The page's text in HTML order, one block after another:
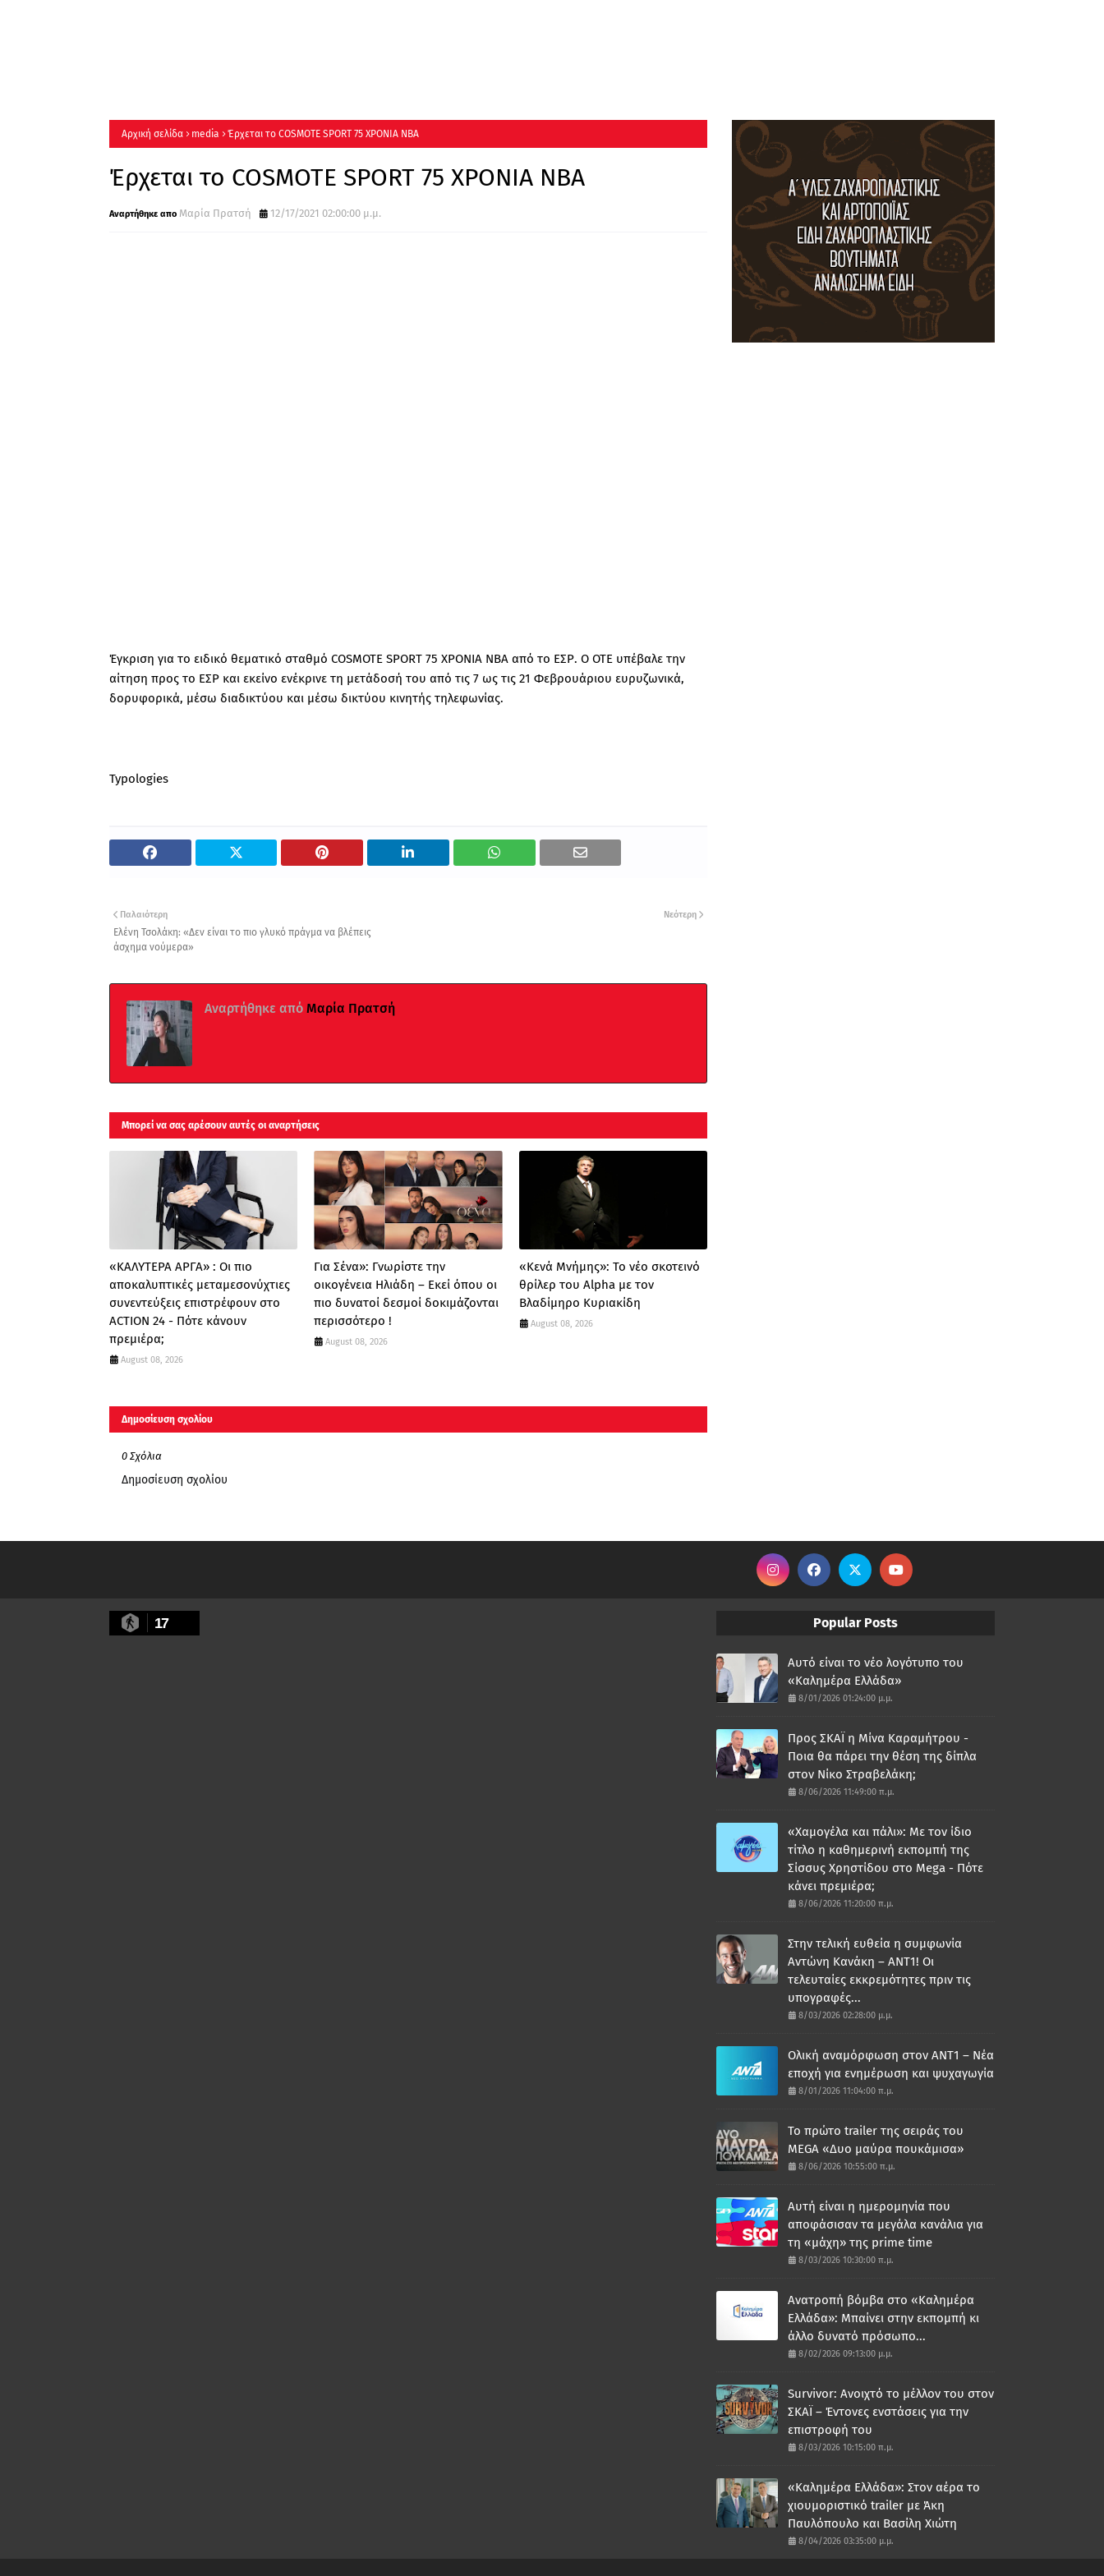
Αρχική σελίδα media Έρχεται το COSMOTE SPORT 75 ΧΡΟΝΙΑ ΝΒΑ
Έρχεται το COSMOTE SPORT 75 ΧΡΟΝΙΑ ΝΒΑ
Μαρία Πρατσή 12/17/2021 02:00:00 μ.μ.
Έγκριση για το ειδικό θεματικό σταθμό COSMOTE SPORT 75 ΧΡΟΝΙΑ ΝΒΑ από το ΕΣΡ. Ο ΟΤΕ υπέβαλε την
αίτηση προς το ΕΣΡ και εκείνο ενέκρινε τη μετάδοσή του από τις 7 ως τις 21 Φεβρουάριου ευρυζωνικά,
δορυφορικά, μέσω διαδικτύου και μέσω δικτύου κινητής τηλεφωνίας.
Typologies
Νεότερη
Παλαιότερη
Ελένη Τσολάκη: «Δεν είναι το πιο γλυκό πράγμα να βλέπεις
άσχημα νούμερα»
Αναρτήθηκε από Μαρία Πρατσή
Μπορεί να σας αρέσουν αυτές οι αναρτήσεις
«ΚΑΛΥΤΕΡΑ ΑΡΓΑ» : Oι πιο
αποκαλυπτικές μεταμεσονύχτιες
συνεντεύξεις επιστρέφουν στο
ACTION 24 - Πότε κάνουν
πρεμιέρα;
August 08, 2026
Για Σένα»: Γνωρίστε την
οικογένεια Ηλιάδη – Εκεί όπου οι
πιο δυνατοί δεσμοί δοκιμάζονται
περισσότερο !
August 08, 2026
«Κενά Μνήμης»: Το νέο σκοτεινό
θρίλερ του Alpha με τον
Βλαδίμηρο Κυριακίδη
August 08, 2026
Δημοσίευση σχολίου
0 Σχόλια
Δημοσίευση σχολίου
17 Popular Posts
Αυτό είναι το νέο λογότυπο του
«Καλημέρα Ελλάδα»
8/01/2026 01:24:00 μ.μ.
Προς ΣΚΑΪ η Μίνα Καραμήτρου -
Ποια θα πάρει την θέση της δίπλα
στον Νίκο Στραβελάκη;
8/06/2026 11:49:00 π.μ.
«Χαμογέλα και πάλι»: Με τον ίδιο
τίτλο η καθημερινή εκπομπή της
Σίσσυς Χρηστίδου στο Mega - Πότε
κάνει πρεμιέρα;
8/06/2026 11:20:00 π.μ.
Στην τελική ευθεία η συμφωνία
Αντώνη Κανάκη – ΑΝΤ1! Οι
τελευταίες εκκρεμότητες πριν τις
υπογραφές...
8/03/2026 02:28:00 μ.μ.
Ολική αναμόρφωση στον ΑΝΤ1 – Νέα
εποχή για ενημέρωση και ψυχαγωγία
8/01/2026 11:04:00 π.μ.
Το πρώτο trailer της σειράς του
MEGA «Δυο μαύρα πουκάμισα»
8/06/2026 10:55:00 π.μ.
Αυτή είναι η ημερομηνία που
αποφάσισαν τα μεγάλα κανάλια για
τη «μάχη» της prime time
8/03/2026 10:30:00 π.μ.
Ανατροπή βόμβα στο «Καλημέρα
Ελλάδα»: Μπαίνει στην εκπομπή κι
άλλο δυνατό πρόσωπο...
8/02/2026 09:13:00 μ.μ.
Survivor: Ανοιχτό το μέλλον του στον
ΣΚΑΪ – Έντονες ενστάσεις για την
επιστροφή του
8/03/2026 10:15:00 π.μ.
«Καλημέρα Ελλάδα»: Στον αέρα το
χιουμοριστικό trailer με Άκη
Παυλόπουλο και Βασίλη Χιώτη
8/04/2026 03:35:00 μ.μ.